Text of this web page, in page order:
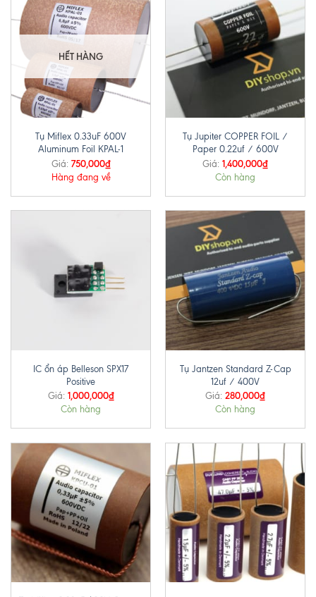
HẾT HÀNG
Tụ Miflex 0.33uF 600V
Aluminum Foil KPAL-1
Giá: 750,000₫
Hàng đang về
Tụ Jupiter COPPER FOIL /
Paper 0.22uf / 600V
Giá: 1,400,000₫
Còn hàng
IC ổn áp Belleson SPX17
Positive
Giá: 1,000,000₫
Còn hàng
Tụ Jantzen Standard Z-Cap
12uf / 400V
Giá: 280,000₫
Còn hàng